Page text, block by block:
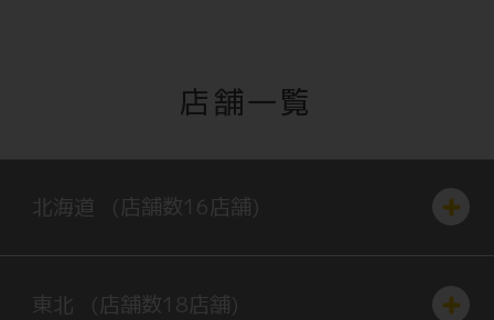
店舗一覧
北海道 (店舗数 16店舗)
東北 (店舗数 18店舗)